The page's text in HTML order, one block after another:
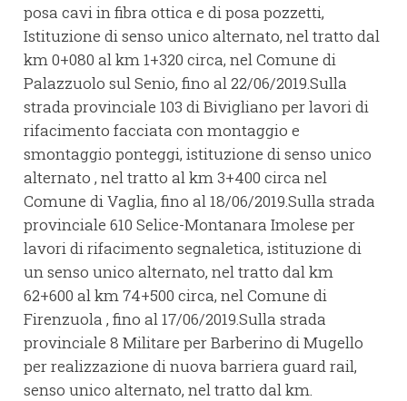
posa cavi in fibra ottica e di posa pozzetti,
Istituzione di senso unico alternato, nel tratto dal
km 0+080 al km 1+320 circa, nel Comune di
Palazzuolo sul Senio, fino al 22/06/2019.Sulla
strada provinciale 103 di Bivigliano per lavori di
rifacimento facciata con montaggio e
smontaggio ponteggi, istituzione di senso unico
alternato , nel tratto al km 3+400 circa nel
Comune di Vaglia, fino al 18/06/2019.Sulla strada
provinciale 610 Selice-Montanara Imolese per
lavori di rifacimento segnaletica, istituzione di
un senso unico alternato, nel tratto dal km
62+600 al km 74+500 circa, nel Comune di
Firenzuola , fino al 17/06/2019.Sulla strada
provinciale 8 Militare per Barberino di Mugello
per realizzazione di nuova barriera guard rail,
senso unico alternato, nel tratto dal km.